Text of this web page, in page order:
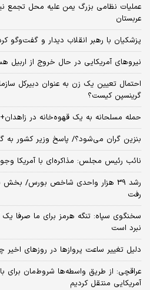
عملیات نظامی بزرگ یمن علیه محل تجمع
عربستان
پزشکیان با رهبر انقلاب دیدار و گفت‌وگو
نیروهای آمریکایی در حال خروج از اربیل
احتمال تعیین یک زن به عنوان دبیرکل
گرینسپن کیست؟
حمله مسلحانه به یک قهوه‌خانه در
بنزین گران می‌شود؟/ پاسخ وزیر کشور به
نائب رئیس مجلس: مذاکره‌ای با آمریکا
رشد 39 هزار واحدی شاخص بورس/
رفت
سخنگوی سپاه: تنگه هرمز برای ما صرفا یک
نبرد است
دلیل تغییر ساعت پروازها در روزهای
عراقچی: از طریق واسطه‌ها شروط‌مان برای
آمریکایی منتقل کردیم